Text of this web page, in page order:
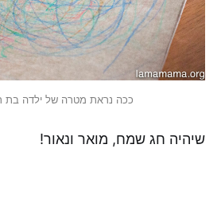
ככה נראת מטרה של ילדה בת
שיהיה חג שמח, מואר ונאור!